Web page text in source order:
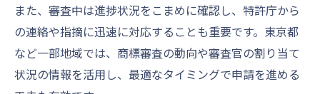
通常審査と早期審査の違いを徹底分析
商標の通常審査と早期審査の具体的な差異
を解説
また、審査中は進捗状況をこまめに確認し、特許庁から
の連絡や指摘に迅速に対応することも重要です。東京都
など一部地域では、商標審査の動向や審査官の割り当て
状況の情報を活用し、最適なタイミングで申請を進める